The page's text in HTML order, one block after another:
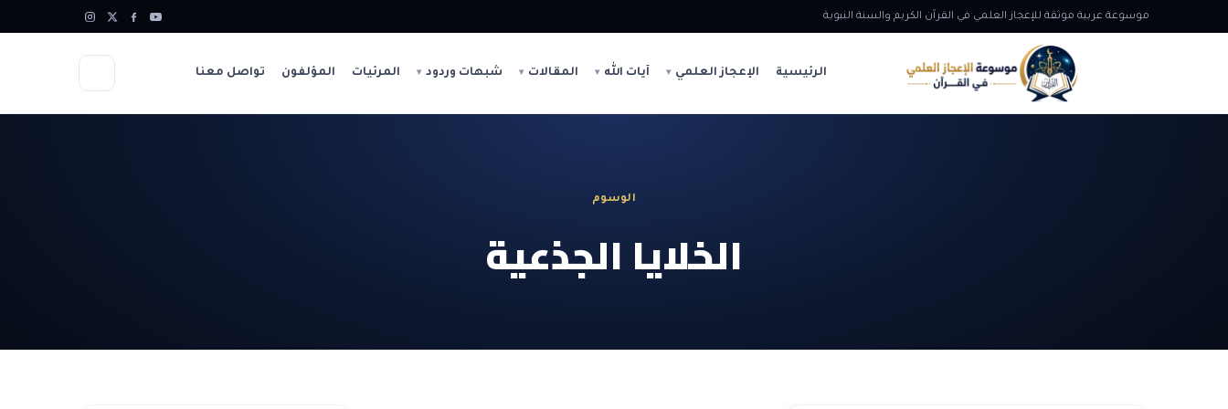
موسوعة عربية موثقة للإعجاز العلمي في القرآن الكريم والسنة النبوية
الرئيسية الإعجاز العلمي آيات الله المقالات شبهات وردود المرئيات المؤلفون تواصل معنا
الوسوم
الخلايا الجذعية